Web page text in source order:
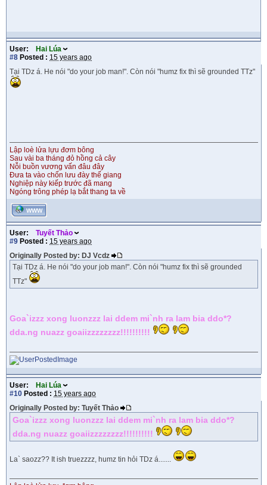
User:
Hai Lúa
#8 Posted : 15 years ago
Tại TDz á. He nói "do your job man!". Còn nói "humz fix thì sẽ grounded TTz"
Lập loè lửa lựu đơm bông
Sau vài ba tháng đỏ hồng cả cây
Nỗi buồn vương vấn đâu đây
Đưa ta vào chốn lưu đày thế giang
Nghiệp này kiếp trước đã mang
Ngóng trông phép lạ bắt thang ta về
WWW
User:
Tuyết Thảo
#9 Posted : 15 years ago
Originally Posted by: DJ Vcdz
Tại TDz á. He nói "do your job man!". Còn nói "humz fix thì sẽ grounded
TTz"
Goa`izzz xong luonzzz lai ddem mi`nh ra lam bia ddo*?
dda.ng nuazz goaiizzzzzzzz!!!!!!!!!!
User:
Hai Lúa
#10 Posted : 15 years ago
Originally Posted by: Tuyết Thảo
Goa`izzz xong luonzzz lai ddem mi`nh ra lam bia ddo*?
dda.ng nuazz goaiizzzzzzzz!!!!!!!!!!
La` saozz?? It ish truezzzz, humz tin hỏi TDz á.......